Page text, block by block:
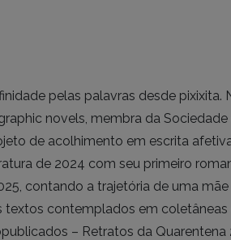
pelas palavras desde pixixita.
novels, membra da
de acolhimento em escrita
de 2024 com seu primeiro
contando a trajetória de uma
contemplados em coletâneas
– Retratos da Quarentena